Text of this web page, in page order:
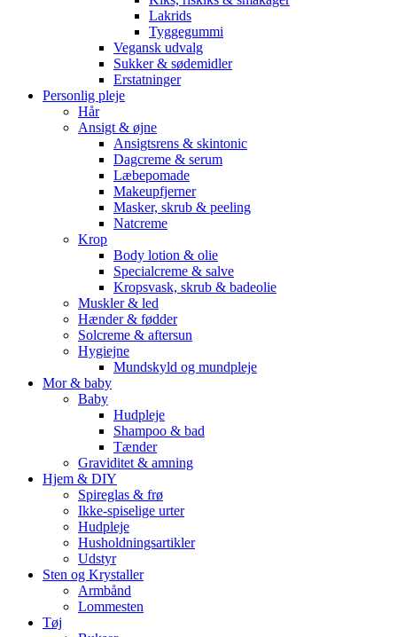
Lakrids
Tyggegummi
Vegansk udvalg
Sukker & sødemidler
Erstatninger
Personlig pleje
Hår
Ansigt & øjne
Ansigtsrens & skintonic
Dagcreme & serum
Læbepomade
Makeupfjerner
Masker, skrub & peeling
Natcreme
Krop
Body lotion & olie
Specialcreme & salve
Kropsvask, skrub & badeolie
Muskler & led
Hænder & fødder
Solcreme & aftersun
Hygiejne
Mundskyld og mundpleje
Mor & baby
Baby
Hudpleje
Shampoo & bad
Tænder
Graviditet & amning
Hjem & DIY
Spireglas & frø
Ikke-spiselige urter
Hudpleje
Husholdningsartikler
Udstyr
Sten og Krystaller
Armbånd
Lommesten
Tøj